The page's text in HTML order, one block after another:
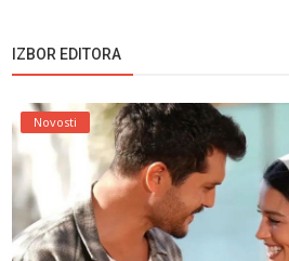
IZBOR EDITORA
Novosti